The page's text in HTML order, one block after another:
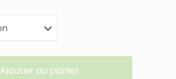
Ajouter au panier